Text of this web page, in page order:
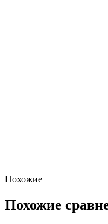
Похожие
Похожие